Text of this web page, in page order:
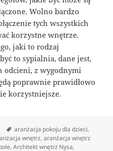
Wolno bardzo
tych wszystkich
korzystne wnętrze.
jaki to rodzaj
to sypialnia, dane jest,
odcieni, z wygodnymi
poprawnie prawidłowo
korzystniejsze.
Tagi
aranżacja pokoju dla dzieci,
wnętrz,aranżacja wnętrz
,Architekt wnętrz Nysa,